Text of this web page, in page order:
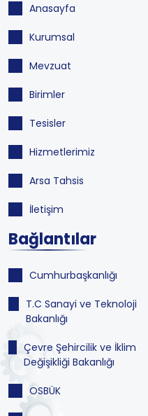
Anasayfa
Kurumsal
Mevzuat
Birimler
Tesisler
Hizmetlerimiz
Arsa Tahsis
İletişim
Bağlantılar
Cumhurbaşkanlığı
T.C Sanayi ve Teknoloji
Bakanlığı
Çevre Şehircilik ve İklim
Değişikliği Bakanlığı
OSBÜK